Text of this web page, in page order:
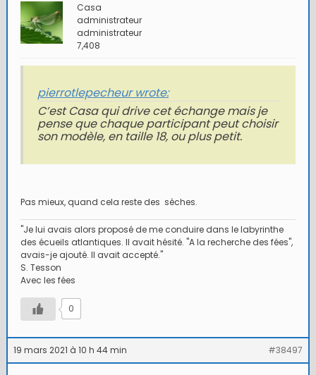
Casa
administrateur
administrateur
7,408
pierrotlepecheur wrote:
C’est Casa qui drive cet échange mais je
pense que chaque participant peut choisir
son modèle, en taille 18, ou plus petit.
Pas mieux, quand cela reste des sèches.
"Je lui avais alors proposé de me conduire dans le labyrinthe
des écueils atlantiques. Il avait hésité. "A la recherche des fées",
avais-je ajouté. Il avait accepté."
S. Tesson
Avec les fées
0
19 mars 2021 à 10 h 44 min #38497